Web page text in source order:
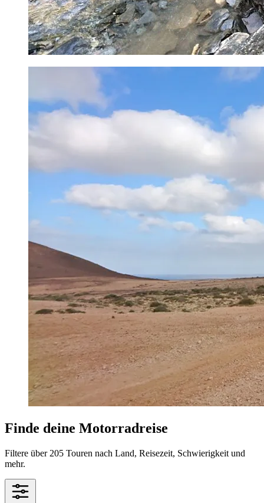
Finde deine Motorradreise
Filtere über 205 Touren nach Land, Reisezeit, Schwierigkeit und
mehr.